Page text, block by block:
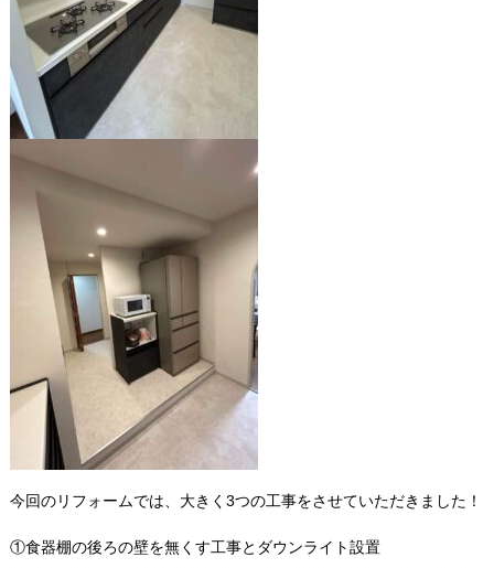
今回のリフォームでは、大きく3つの工事をさせていただきました！
①食器棚の後ろの壁を無くす工事とダウンライト設置